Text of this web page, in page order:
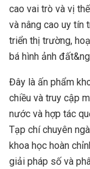
cao vai trò và vị
và nâng cao uy tín
triển thị trường,
bá hình ảnh
Đây là ấn phẩm
chiều và truy cập
nước và hợp tác
Tạp chí chuyên
khoa học hoàn
giải pháp số và